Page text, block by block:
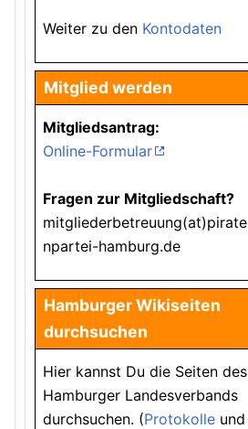
Weiter zu den Kontodaten
Mitglied werden
Mitgliedsantrag:
Online-Formular
Fragen zur Mitgliedschaft?
mitgliederbetreuung(at)pirate
npartei-hamburg.de
Hamburger Wikiseiten
durchsuchen
Hier kannst Du die Seiten des
Hamburger Landesverbands
durchsuchen. (Protokolle und